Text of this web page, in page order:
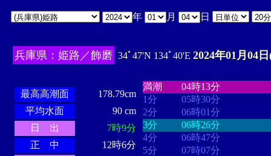
年 月 日
兵庫県：姫路／飾磨 34ﾟ47'N 134ﾟ40'E 2024年01月04
最高高潮面
178.79cm
平均水面
90 cm
日 出
7時9分
正 中
12時6分
満潮
04時13分
1分
05時30分
2分
06時01分
3分
06時26分
4分
06時47分
5分
07時07分